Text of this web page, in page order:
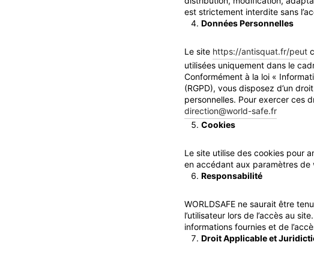
est strictement interdite sans
Données Personnelles
Le site https://antisquat.fr/peut
utilisées uniquement dans le
Conformément à la loi «
(RGPD), vous disposez d’un
personnelles. Pour exercer ces
direction@world-safe.fr
Cookies
Le site utilise des cookies pour
en accédant aux paramètres
Responsabilité
WORLDSAFE ne saurait être
l’utilisateur lors de l’accès au
informations fournies et de
Droit Applicable et